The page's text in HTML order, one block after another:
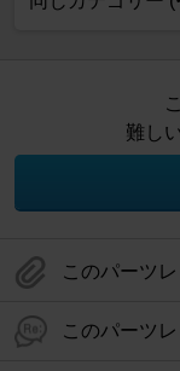
難し
このパーツ
このパーツ